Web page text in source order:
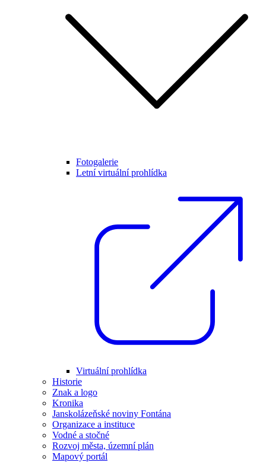
Fotogalerie
Letní virtuální prohlídka
Virtuální prohlídka
Historie
Znak a logo
Kronika
Janskolázeňské noviny Fontána
Organizace a instituce
Vodné a stočné
Rozvoj města, územní plán
Mapový portál